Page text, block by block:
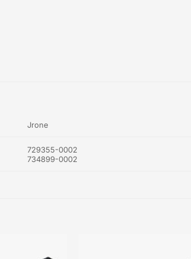
Jrone
729355-0002
734899-0002